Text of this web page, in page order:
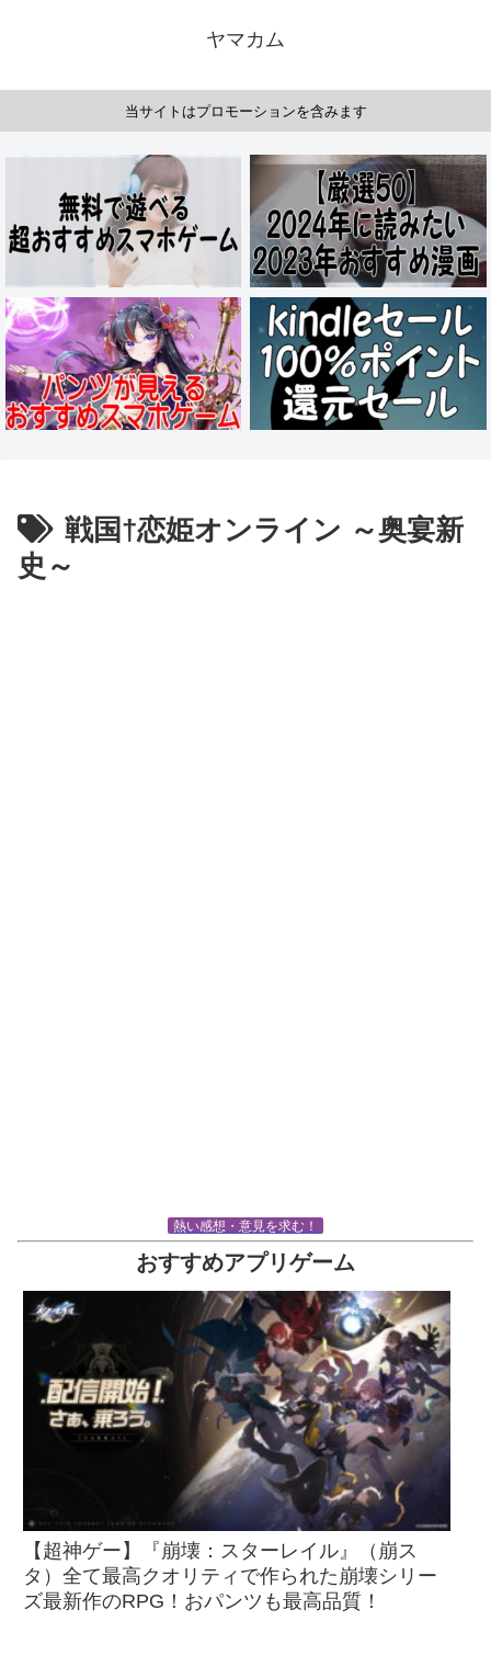
ヤマカム
当サイトはプロモーションを含みます
戦国†恋姫オンライン ～奥宴新
史～
熱い感想・意見を求む！
おすすめアプリゲーム
【超神ゲー】『崩壊：スターレイル』（崩ス
タ）全て最高クオリティで作られた崩壊シリー
ズ最新作のRPG！おパンツも最高品質！